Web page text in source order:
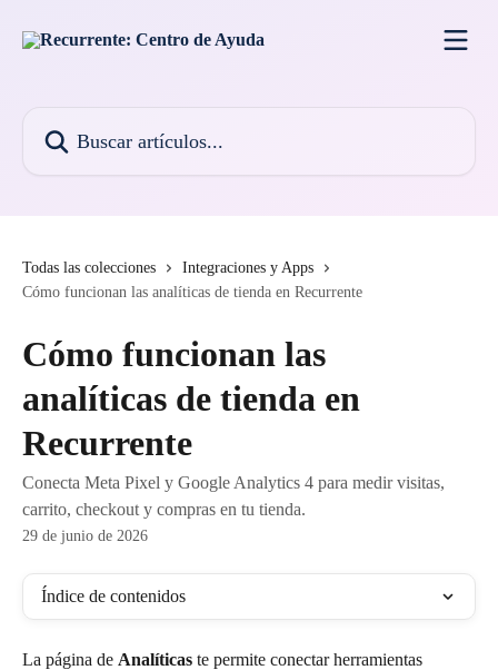
Todas las colecciones
Integraciones y Apps
Cómo funcionan las analíticas de tienda en Recurrente
Cómo funcionan las
analíticas de tienda en
Recurrente
Conecta Meta Pixel y Google Analytics 4 para medir visitas,
carrito, checkout y compras en tu tienda.
29 de junio de 2026
Índice de contenidos
La página de Analíticas te permite conectar herramientas